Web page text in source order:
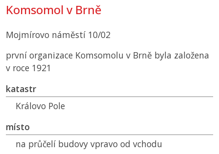
Komsomol v Brně
Mojmírovo náměstí 10/02
první organizace Komsomolu v Brně byla založena
v roce 1921
katastr
Královo Pole
místo
na průčelí budovy vpravo od vchodu